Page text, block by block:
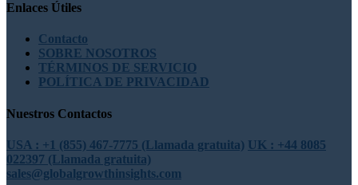
Enlaces Útiles
Contacto
SOBRE NOSOTROS
TÉRMINOS DE SERVICIO
POLÍTICA DE PRIVACIDAD
Nuestros Contactos
USA : +1 (855) 467-7775 (Llamada gratuita) UK : +44 8085
022397 (Llamada gratuita)
sales@globalgrowthinsights.com